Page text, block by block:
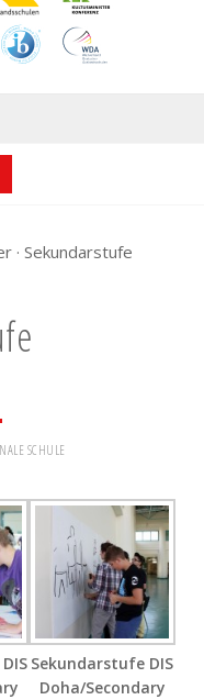
· Sekundarstufe
SCHULE
Sekundarstufe DIS
Doha/Secondary